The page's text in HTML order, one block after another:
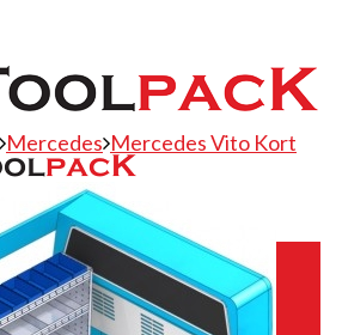
Mercedes Mercedes Vito Kort